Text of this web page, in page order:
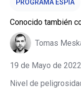
PROGRAMA ESPÍA
Conocido también
Tomas
19 de Mayo de 2022
Nivel de